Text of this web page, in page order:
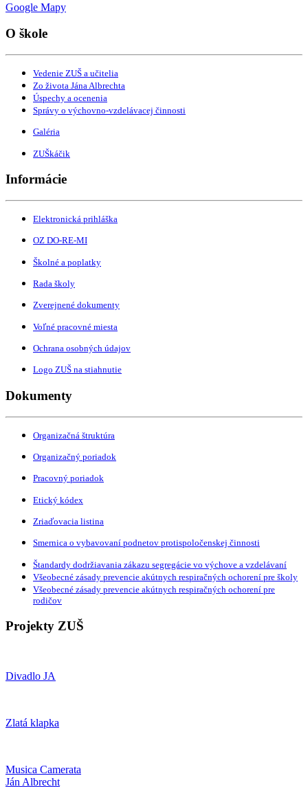
Google Mapy
O škole
Vedenie ZUŠ a učitelia
Zo života Jána Albrechta
Úspechy a ocenenia
Správy o výchovno-vzdelávacej činnosti
Galéria
ZUŠkáčik
Informácie
Elektronická prihláška
OZ DO-RE-MI
Školné a poplatky
Rada školy
Zverejnené dokumenty
Voľné pracovné miesta
Ochrana osobných údajov
Logo ZUŠ na stiahnutie
Dokumenty
Organizačná štruktúra
Organizačný poriadok
Pracovný poriadok
Etický kódex
Zriaďovacia listina
Smernica o vybavovaní podnetov protispoločenskej činnosti
Štandardy dodržiavania zákazu segregácie vo výchove a vzdelávaní
Všeobecné zásady prevencie akútnych respiračných ochorení pre školy
Všeobecné zásady prevencie akútnych respiračných ochorení pre
rodičov
Projekty ZUŠ
Divadlo JA
Zlatá klapka
Musica Camerata
Ján Albrecht